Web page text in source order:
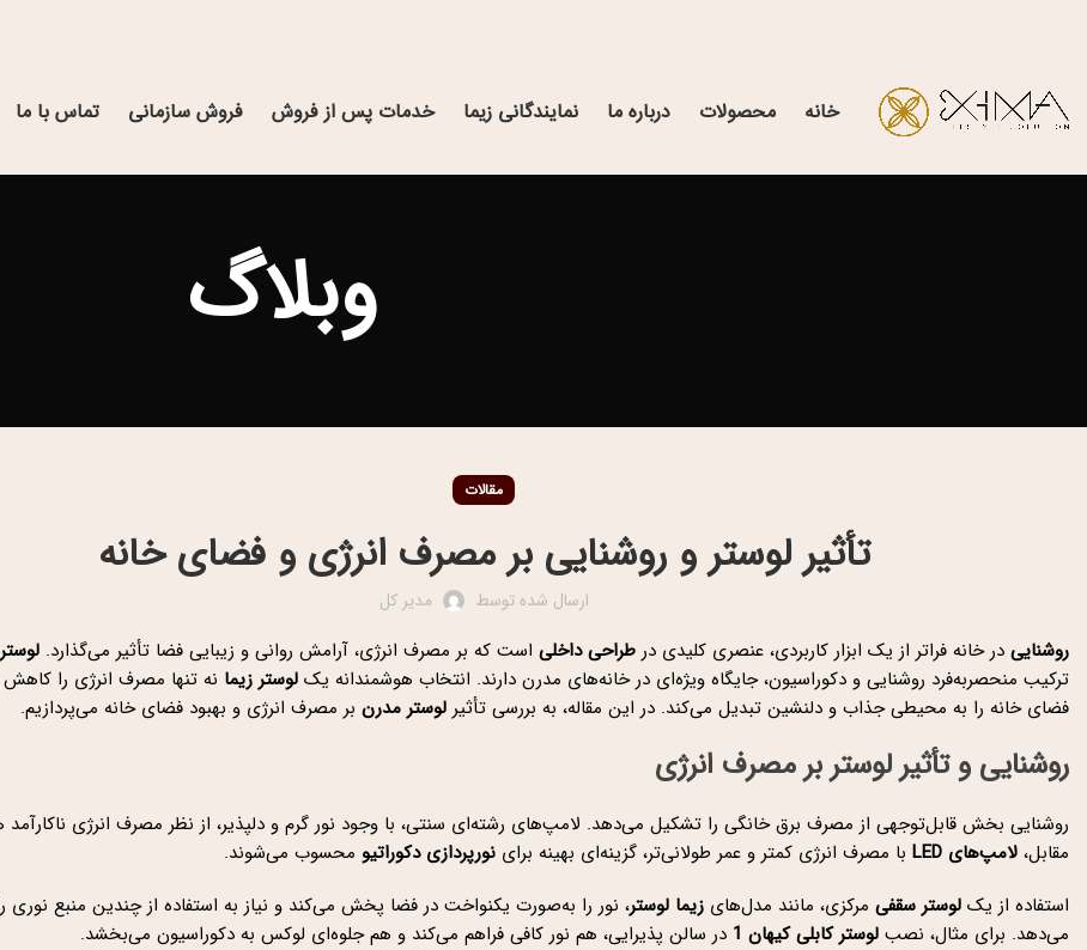
خانه محصولات درباره ما نمایندگانی زیما خدمات پس از فروش فروش سازمانی تماس با ما
وبلاگ
مقالات
تأثیر لوستر و روشنایی بر مصرف انرژی و فضای خانه
ارسال شده توسط مدیر کل
روشنایی در خانه فراتر از یک ابزار کاربردی، عنصری کلیدی در طراحی داخلی است که بر مصرف انرژی، آرامش روانی و زیبایی فضا تأثیر می‌گذارد.
ترکیب منحصربه‌فرد روشنایی و دکوراسیون، جایگاه ویژه‌ای در خانه‌های مدرن دارند. انتخاب هوشمندانه یک لوستر زیما نه تنها مصرف انرژی را
فضای خانه را به محیطی جذاب و دلنشین تبدیل می‌کند. در این مقاله، به بررسی تأثیر لوستر مدرن بر مصرف انرژی و بهبود فضای خانه می‌پردازیم.
روشنایی و تأثیر لوستر بر مصرف انرژی
روشنایی بخش قابل‌توجهی از مصرف برق خانگی را تشکیل می‌دهد. لامپ‌های رشته‌ای سنتی، با وجود نور گرم و دلپذیر، از نظر مصرف انرژی ناکارآمد
مقابل، لامپ‌های LED با مصرف انرژی کمتر و عمر طولانی‌تر، گزینه‌ای بهینه برای نورپردازی دکوراتیو محسوب می‌شوند.
استفاده از یک لوستر سقفی مرکزی، مانند مدل‌های زیما لوستر، نور را به‌صورت یکنواخت در فضا پخش می‌کند و نیاز به استفاده از چندین منبع
می‌دهد. برای مثال، نصب لوستر کابلی کیهان 1 در سالن پذیرایی، هم نور کافی فراهم می‌کند و هم جلوه‌ای لوکس به دکوراسیون می‌بخشد.